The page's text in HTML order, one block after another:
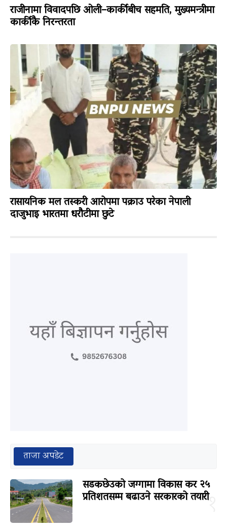
राजीनामा विवादपछि ओली–कार्कीबीच सहमति, मुख्यमन्त्रीमा
कार्कीकै निरन्तरता
रासायनिक मल तस्करी आरोपमा पक्राउ परेका नेपाली
दाजुभाइ भारतमा धरौटीमा छुटे
ताजा अपडेट
१
सडकछेउको जग्गामा विकास कर २५
प्रतिशतसम्म बढाउने सरकारको तयारी